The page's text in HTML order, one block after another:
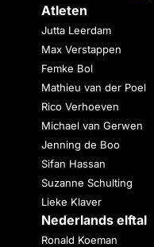
Atleten
Jutta Leerdam
Max Verstappen
Femke Bol
Mathieu van der Poel
Rico Verhoeven
Michael van Gerwen
Jenning de Boo
Sifan Hassan
Suzanne Schulting
Lieke Klaver
Nederlands elftal
Ronald Koeman